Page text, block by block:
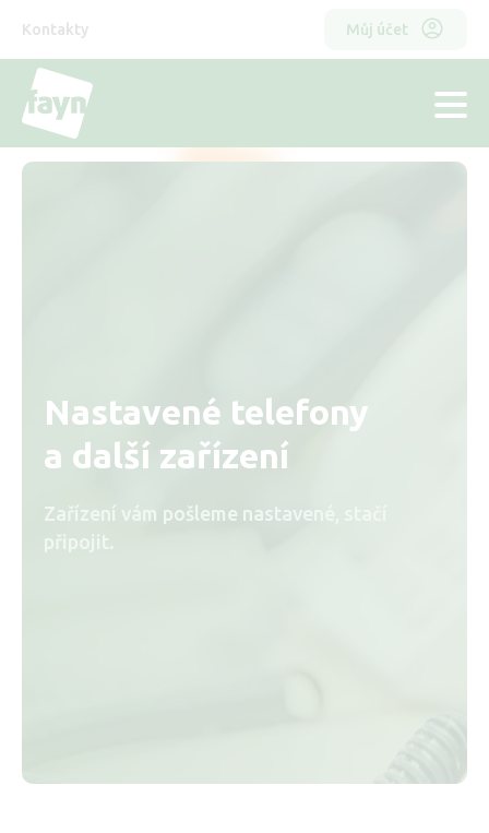
obsahu
Odkazy
hlavička
Kontakty
Horní
Můj účet
Nastavené telefony
a další zařízení
Zařízení vám pošleme nastavené, stačí
připojit.